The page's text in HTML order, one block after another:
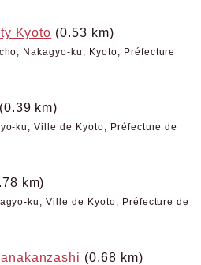
Kyoto (0.53 km)
Nakagyo-ku, Kyoto, Préfecture
(0.39 km)
ku, Ville de Kyoto, Préfecture de
km)
ku, Ville de Kyoto, Préfecture de
(0.68 km)